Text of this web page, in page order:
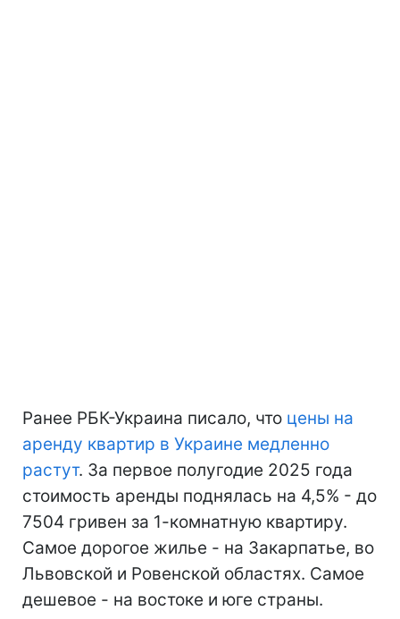
Ранее РБК-Украина писало, что цены на
аренду квартир в Украине медленно
растут. За первое полугодие 2025 года
стоимость аренды поднялась на 4,5% - до
7504 гривен за 1-комнатную квартиру.
Самое дорогое жилье - на Закарпатье, во
Львовской и Ровенской областях. Самое
дешевое - на востоке и юге страны.